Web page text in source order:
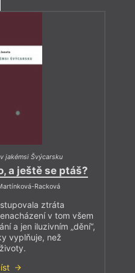
jakémsi Švýcarsku
a ještě se ptáš?
Racková
ztráta
v tom všem
a jen iluzivním „dění“,
vyplňuje, než